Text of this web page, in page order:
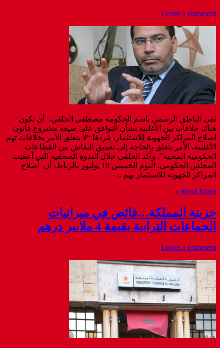
Leave a comment
نفى الناطق الرسمي باسم الحكومة مصطفى الخلفي، أن تكون
هناك خلافات بين الأغلبية بشأن التوافق على صيغة مشروع قانون
اصلاح المراكز الجهوية للاستثمار، مُردفا “لا يتعلق الأمر بخلافات تهم
الأغلبية، الأمر يتعلق بالحاجة إلى تعميق النقاش بين القطاعات
الحكومية المعنية”. وأكد الخلفي خلال الندوة الصحفية التي أعقبت
المجلس الحكومي، اليوم الخميس 19 يوليوز بالرباط، أن اصلاح
المراكز الجهوية للاستثمار يهم ...
Read More »
خزينة المملكة…فائض في ميزانيات
الجماعات الترابية بقيمة 4 ملايير درهم
Leave a comment